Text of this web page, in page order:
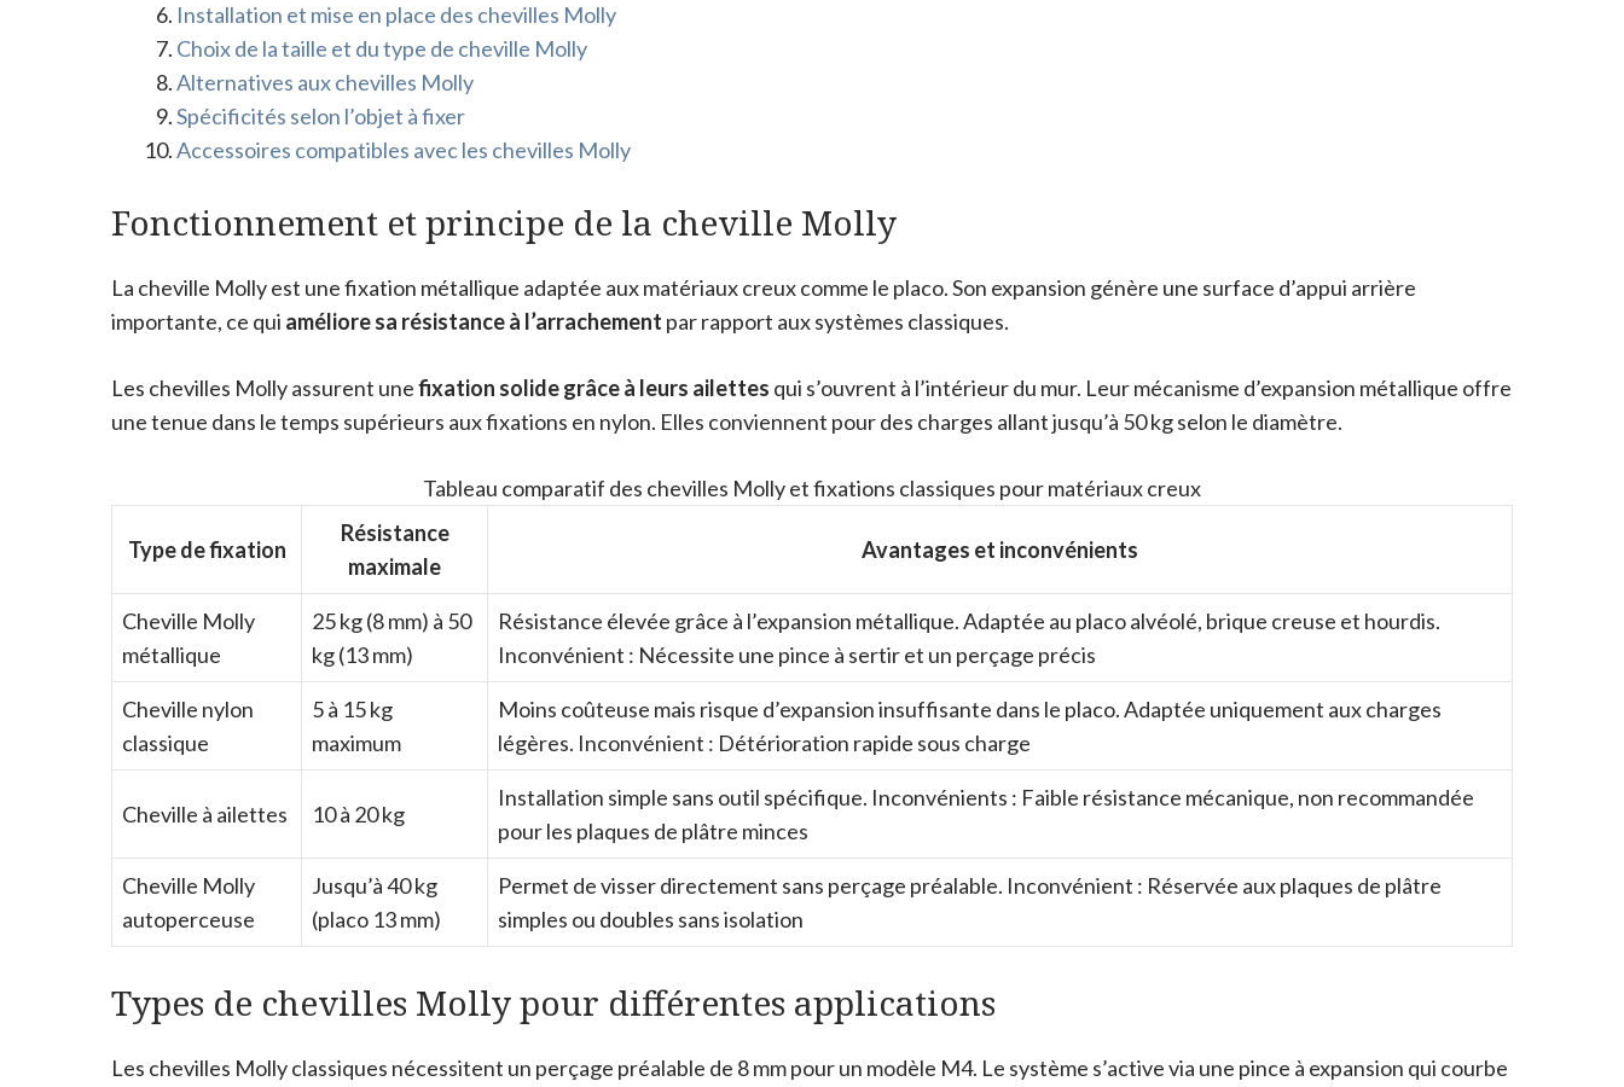
Installation et mise en place des chevilles Molly
Choix de la taille et du type de cheville Molly
Alternatives aux chevilles Molly
Spécificités selon l’objet à fixer
Accessoires compatibles avec les chevilles Molly
Fonctionnement et principe de la cheville Molly
La cheville Molly est une fixation métallique adaptée aux matériaux creux comme le placo. Son expansion génère une surface d’appui arrière
importante, ce qui améliore sa résistance à l’arrachement par rapport aux systèmes classiques.
Les chevilles Molly assurent unefixation solide grâce à leurs ailettes qui s’ouvrent à l’intérieur du mur. Leur mécanisme d’expansion métallique offre
une tenue dans le temps supérieurs aux fixations en nylon. Elles conviennent pour des charges allant jusqu’à 50 kg selon le diamètre.
Tableau comparatif des chevilles Molly et fixations classiques pour matériaux creux
Type de fixation
Résistance
maximale
Avantages et inconvénients
Cheville Molly
métallique
25 kg (8 mm) à 50
kg (13 mm)
Résistance élevée grâce à l’expansion métallique. Adaptée au placo alvéolé, brique creuse et hourdis.
Inconvénient : Nécessite une pince à sertir et un perçage précis
Cheville nylon
classique
5 à 15 kg
maximum
Moins coûteuse mais risque d’expansion insuffisante dans le placo. Adaptée uniquement aux charges
légères. Inconvénient : Détérioration rapide sous charge
Cheville à ailettes 10 à 20 kg
Installation simple sans outil spécifique. Inconvénients : Faible résistance mécanique, non recommandée
pour les plaques de plâtre minces
Cheville Molly
autoperceuse
Jusqu’à 40 kg
(placo 13 mm)
Permet de visser directement sans perçage préalable. Inconvénient : Réservée aux plaques de plâtre
simples ou doubles sans isolation
Types de chevilles Molly pour différentes applications
Les chevilles Molly classiques nécessitent un perçage préalable de 8 mm pour un modèle M4. Le système s’active via une pince à expansion qui courbe